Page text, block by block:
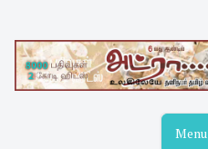
content
Menu